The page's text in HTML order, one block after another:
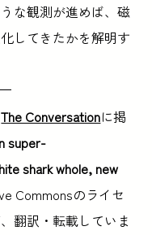
な観測が進めば、磁
してきたかを解明す
The Conversationに掲
super-
shark whole, new
Commonsのライセ
翻訳・転載していま